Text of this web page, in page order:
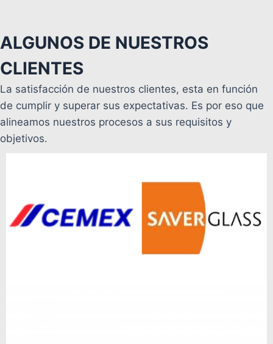
ALGUNOS DE NUESTROS
CLIENTES
La satisfacción de nuestros clientes, esta en función
de cumplir y superar sus expectativas. Es por eso que
alineamos nuestros procesos a sus requisitos y
objetivos.